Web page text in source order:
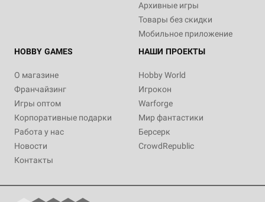
Архивные игры
Товары без скидки
Мобильное приложение
HOBBY GAMES
О магазине
Франчайзинг
Игры оптом
Корпоративные подарки
Работа у нас
Новости
Контакты
НАШИ ПРОЕКТЫ
Hobby World
Игрокон
Warforge
Мир фантастики
Берсерк
CrowdRepublic